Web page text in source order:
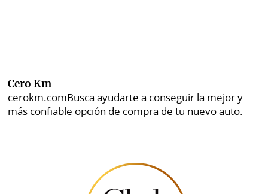
Cero Km
cerokm.comBusca ayudarte a conseguir la mejor y
más confiable opción de compra de tu nuevo auto.